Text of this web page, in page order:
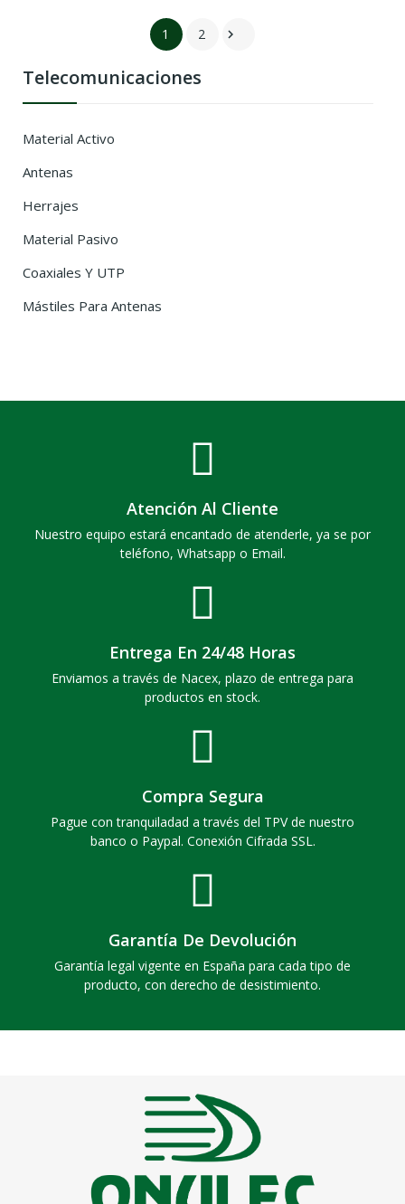
Telecomunicaciones
Material Activo
Antenas
Herrajes
Material Pasivo
Coaxiales Y UTP
Mástiles Para Antenas
1 2 
Atención Al Cliente
Nuestro equipo estará encantado de atenderle, ya se por
teléfono, Whatsapp o Email.
Entrega En 24/48 Horas
Enviamos a través de Nacex, plazo de entrega para
productos en stock.
Compra Segura
Pague con tranquiladad a través del TPV de nuestro
banco o Paypal. Conexión Cifrada SSL.
Garantía De Devolución
Garantía legal vigente en España para cada tipo de
producto, con derecho de desistimiento.